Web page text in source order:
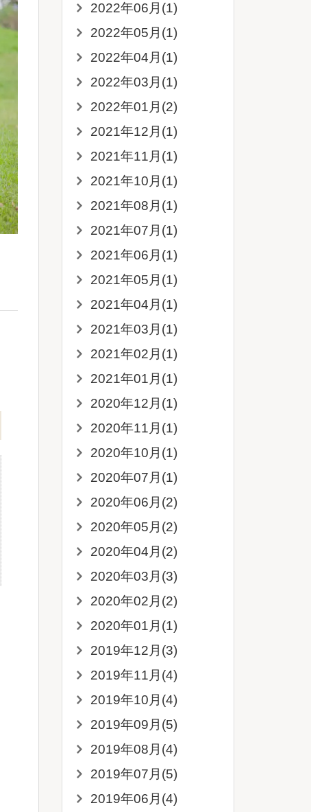
2022年06月(1)
2022年05月(1)
2022年04月(1)
2022年03月(1)
2022年01月(2)
2021年12月(1)
2021年11月(1)
2021年10月(1)
2021年08月(1)
2021年07月(1)
2021年06月(1)
2021年05月(1)
2021年04月(1)
2021年03月(1)
2021年02月(1)
2021年01月(1)
2020年12月(1)
2020年11月(1)
2020年10月(1)
2020年07月(1)
2020年06月(2)
2020年05月(2)
2020年04月(2)
2020年03月(3)
2020年02月(2)
2020年01月(1)
2019年12月(3)
2019年11月(4)
2019年10月(4)
2019年09月(5)
2019年08月(4)
2019年07月(5)
2019年06月(4)